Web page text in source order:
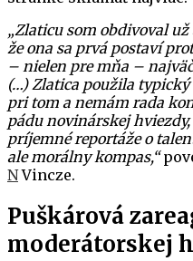
„Zlaticu som obdivoval
že ona sa prvá postaví
– nielen pre mňa –
(…) Zlatica použila
pri tom a nemám rada
pádu novinárskej
príjemné reportáže o
ale morálny kompas,“
NVincze.
Puškárová
moderátorskej